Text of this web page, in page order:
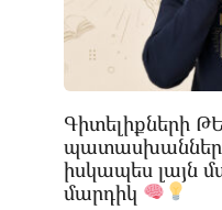
Գիտելիքների
իսկապես լայն
մարդիկ